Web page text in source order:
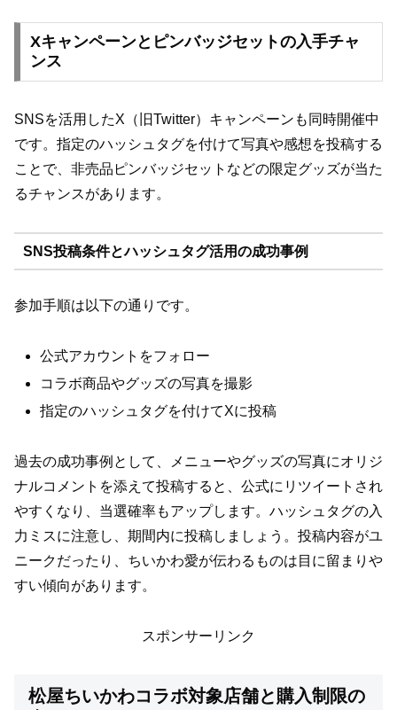
Xキャンペーンとピンバッジセットの入手チャ
ンス
SNSを活用したX（旧Twitter）キャンペーンも同時開催中
です。指定のハッシュタグを付けて写真や感想を投稿する
ことで、非売品ピンバッジセットなどの限定グッズが当た
るチャンスがあります。
SNS投稿条件とハッシュタグ活用の成功事例
参加手順は以下の通りです。
公式アカウントをフォロー
コラボ商品やグッズの写真を撮影
指定のハッシュタグを付けてXに投稿
過去の成功事例として、メニューやグッズの写真にオリジ
ナルコメントを添えて投稿すると、公式にリツイートされ
やすくなり、当選確率もアップします。ハッシュタグの入
力ミスに注意し、期間内に投稿しましょう。投稿内容がユ
ニークだったり、ちいかわ愛が伝わるものは目に留まりや
すい傾向があります。
スポンサーリンク
松屋ちいかわコラボ対象店舗と購入制限の